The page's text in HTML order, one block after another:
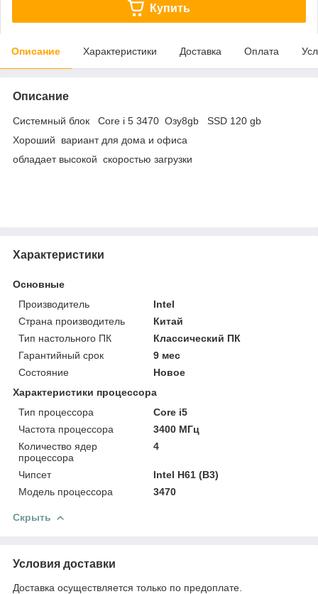
Купить
Описание Характеристики Доставка Оплата
Описание
Системный блок Core i 5 3470 Озу8gb SSD 120 gb
Хороший вариант для дома и офиса
обладает высокой скоростью загрузки
Характеристики
Основные
Производитель
Intel
Страна производитель
Китай
Тип настольного ПК
Классический ПК
Гарантийный срок
9 мес
Состояние
Новое
Характеристики процессора
Тип процессора
Core i5
Частота процессора
3400 МГц
Количество ядер
процессора
4
Чипсет
Intel H61 (B3)
Модель процессора
3470
Скрыть
Условия доставки
Доставка осуществляется только по предоплате.